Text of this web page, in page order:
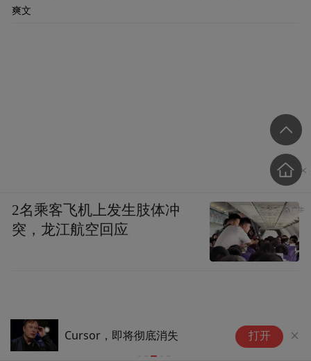
Cursor，即将彻底消失 打开
爽文
2名乘客飞机上发生肢体冲
突，龙江航空回应